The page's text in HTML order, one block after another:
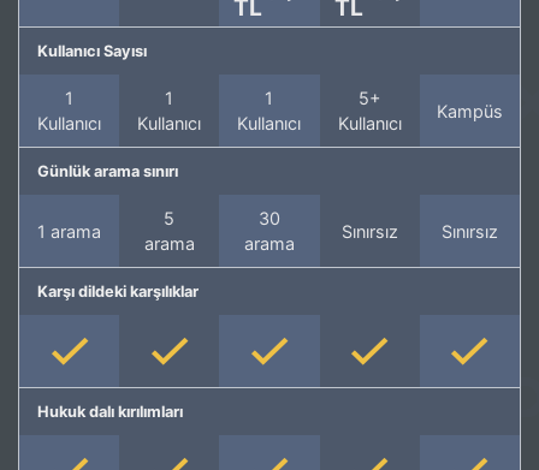
TL
TL
Kullanıcı Sayısı
1
Kullanıcı
1
Kullanıcı
1
Kullanıcı
5+
Kullanıcı
Kampüs
Günlük arama sınırı
1 arama
5
arama
30
arama
Sınırsız Sınırsız
Karşı dildeki karşılıklar
Hukuk dalı kırılımları